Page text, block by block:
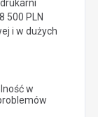
500 PLN
i w dużych
w